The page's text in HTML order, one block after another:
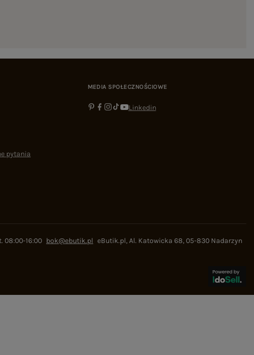
pytania
MEDIA SPOŁECZNOŚCIOWE
Linkedin
08:00-16:00 bok@ebutik.pl eButik.pl,Al. Katowicka 68,05-830 Nadarzyn